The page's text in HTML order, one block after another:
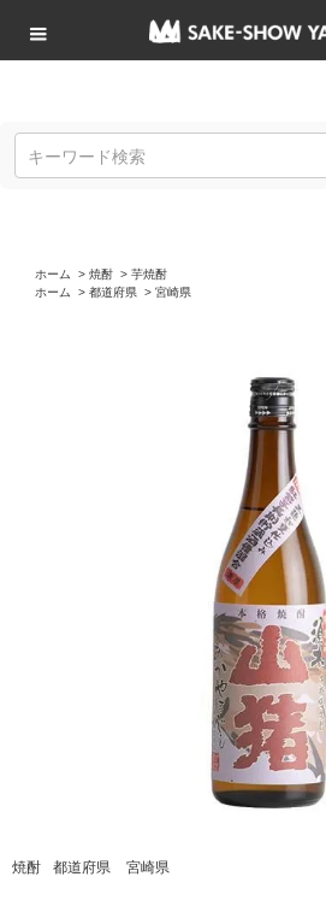
ホーム > 焼酎 > 芋焼酎
ホーム
> 都道府県 > 宮崎県
焼酎 都道府県 宮崎県